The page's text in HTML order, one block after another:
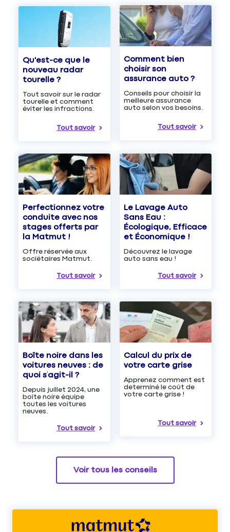
Qu'est-ce que le
nouveau radar
tourelle ?
Tout savoir sur le radar
tourelle et comment
éviter les infractions.
Tout savoir
Comment bien
choisir son
assurance auto ?
Conseils pour choisir la
meilleure assurance
auto selon vos besoins.
Tout savoir
Perfectionnez votre
conduite avec nos
stages offerts par
la Matmut !
Offre réservée aux
sociétaires Matmut.
Tout savoir
Le Lavage Auto
Sans Eau :
Écologique, Efficace
et Économique !
Découvrez le lavage
auto sans eau !
Tout savoir
Boîte noire dans les
voitures neuves : de
quoi s’agit-il ?
Depuis juillet 2024, une
boîte noire équipe
toutes les voitures
neuves.
Tout savoir
Calcul du prix de
votre carte grise
Apprenez comment est
determiné le coût de
votre carte grise !
Tout savoir
Voir tous les conseils